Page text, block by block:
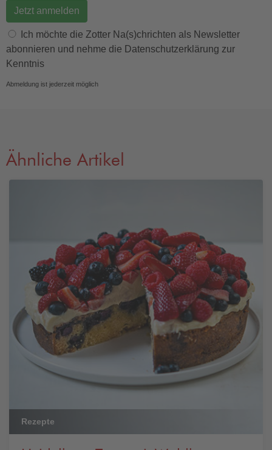
E-Mail Adresse
Vorname
Ich möchte die Zotter Na(s)chrichten als Newsletter
abonnieren und nehme die Datenschutzerklärung zur
Kenntnis
Abmeldung ist jederzeit möglich
Ähnliche Artikel
Rezepte